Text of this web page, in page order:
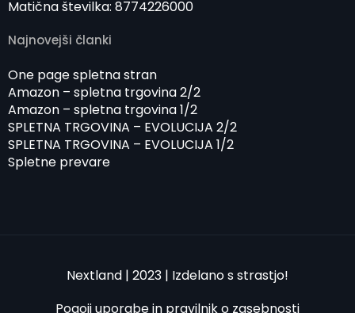
Matična številka: 8774226000
Najnovejši članki
One page spletna stran
Amazon – spletna trgovina 2/2
Amazon – spletna trgovina 1/2
SPLETNA TRGOVINA – EVOLUCIJA 2/2
SPLETNA TRGOVINA – EVOLUCIJA 1/2
Spletne prevare
Nextland | 2023 | Izdelano s strastjo!
Pogoji uporabe in pravilnik o zasebnosti